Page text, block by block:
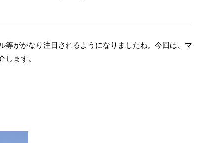
がかなり注目されるようになりましたね。今回は、マ
します。